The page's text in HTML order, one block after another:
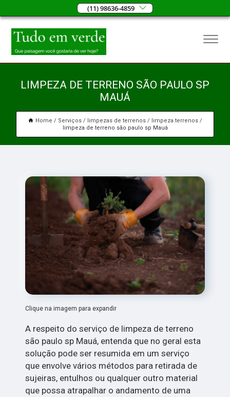
(11) 98636-4859
LIMPEZA DE TERRENO SÃO PAULO SP
MAUÁ
Home Serviços limpezas de terrenos
limpeza terrenos
limpeza de terreno são paulo sp Mauá
Clique na imagem para expandir
A respeito do serviço de limpeza de terreno
são paulo sp Mauá, entenda que no geral esta
solução pode ser resumida em um serviço
que envolve vários métodos para retirada de
sujeiras, entulhos ou qualquer outro material
que possa atrapalhar o andamento de uma